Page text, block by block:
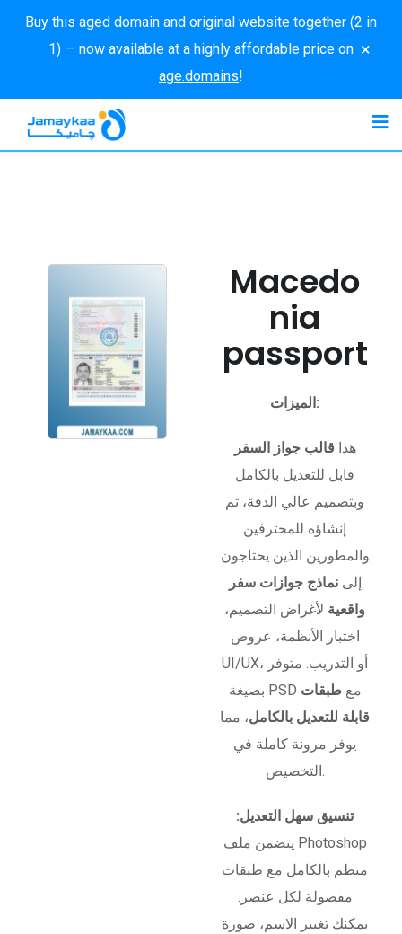
Buy this aged domain and original website together (2 in
1) — now available at a highly affordable price on
age.domains!
×
Macedo
nia
passport
الميزات:
هذا قالب جواز السفر
قابل للتعديل بالكامل
وبتصميم عالي الدقة، تم
إنشاؤه للمحترفين
والمطورين الذين يحتاجون
إلىنماذج جوازات سفر
واقعية لأغراض التصميم،
اختبار الأنظمة، عروض
UI/UX، أو التدريب. متوفر
بصيغة PSD معطبقات
قابلة للتعديل بالكامل، مما
يوفر مرونة كاملة في
التخصيص.
تنسيق سهل التعديل:
يتضمن ملف Photoshop
منظم بالكامل مع طبقات
مفصولة لكل عنصر.
يمكنك تغيير الاسم، صورة